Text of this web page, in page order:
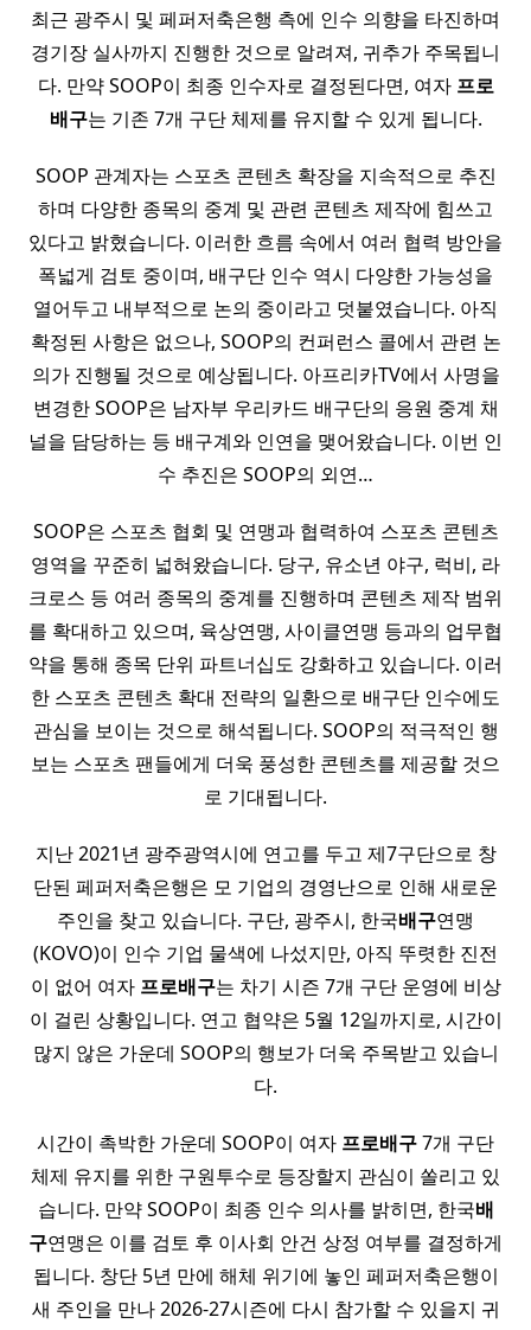
최근 광주시 및 페퍼저축은행 측에 인수 의향을 타진하며
경기장 실사까지 진행한 것으로 알려져, 귀추가 주목됩니
다. 만약 SOOP이 최종 인수자로 결정된다면, 여자 프로
배구는 기존 7개 구단 체제를 유지할 수 있게 됩니다.
SOOP 관계자는 스포츠 콘텐츠 확장을 지속적으로 추진
하며 다양한 종목의 중계 및 관련 콘텐츠 제작에 힘쓰고
있다고 밝혔습니다. 이러한 흐름 속에서 여러 협력 방안을
폭넓게 검토 중이며, 배구단 인수 역시 다양한 가능성을
열어두고 내부적으로 논의 중이라고 덧붙였습니다. 아직
확정된 사항은 없으나, SOOP의 컨퍼런스 콜에서 관련 논
의가 진행될 것으로 예상됩니다. 아프리카TV에서 사명을
변경한 SOOP은 남자부 우리카드 배구단의 응원 중계 채
널을 담당하는 등 배구계와 인연을 맺어왔습니다. 이번 인
수 추진은 SOOP의 외연…
SOOP은 스포츠 협회 및 연맹과 협력하여 스포츠 콘텐츠
영역을 꾸준히 넓혀왔습니다. 당구, 유소년 야구, 럭비, 라
크로스 등 여러 종목의 중계를 진행하며 콘텐츠 제작 범위
를 확대하고 있으며, 육상연맹, 사이클연맹 등과의 업무협
약을 통해 종목 단위 파트너십도 강화하고 있습니다. 이러
한 스포츠 콘텐츠 확대 전략의 일환으로 배구단 인수에도
관심을 보이는 것으로 해석됩니다. SOOP의 적극적인 행
보는 스포츠 팬들에게 더욱 풍성한 콘텐츠를 제공할 것으
로 기대됩니다.
지난 2021년 광주광역시에 연고를 두고 제7구단으로 창
단된 페퍼저축은행은 모 기업의 경영난으로 인해 새로운
주인을 찾고 있습니다. 구단, 광주시, 한국배구연맹
(KOVO)이 인수 기업 물색에 나섰지만, 아직 뚜렷한 진전
이 없어 여자 프로배구는 차기 시즌 7개 구단 운영에 비상
이 걸린 상황입니다. 연고 협약은 5월 12일까지로, 시간이
많지 않은 가운데 SOOP의 행보가 더욱 주목받고 있습니
다.
시간이 촉박한 가운데 SOOP이 여자 프로배구7개 구단
체제 유지를 위한 구원투수로 등장할지 관심이 쏠리고 있
습니다. 만약 SOOP이 최종 인수 의사를 밝히면, 한국배
구연맹은 이를 검토 후 이사회 안건 상정 여부를 결정하게
됩니다. 창단 5년 만에 해체 위기에 놓인 페퍼저축은행이
새 주인을 만나 2026-27시즌에 다시 참가할 수 있을지 귀